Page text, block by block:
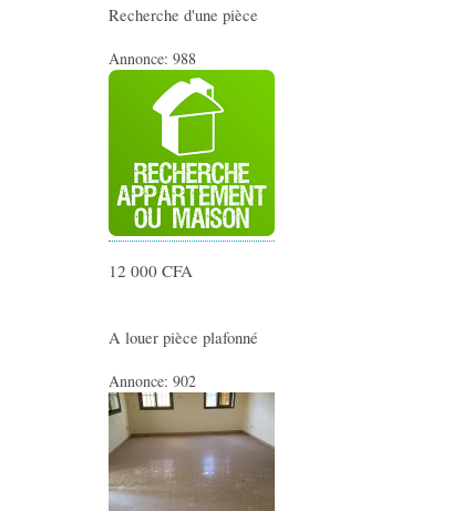
Recherche d'une pièce
Annonce: 988
12 000 CFA
A louer pièce plafonné
Annonce: 902